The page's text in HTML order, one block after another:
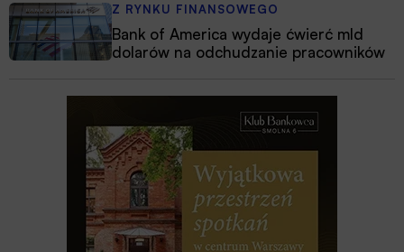
Z RYNKU FINANSOWEGO
Bank of America wydaje ćwierć mld
dolarów na odchudzanie pracowników